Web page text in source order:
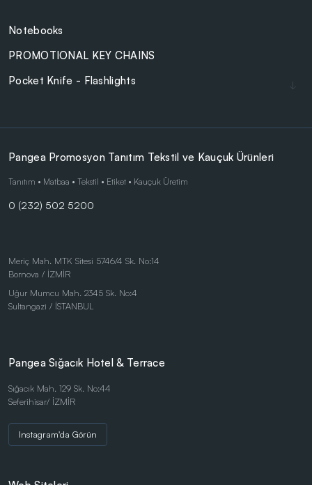
Notebooks
PROMOTIONAL KEY CHAINS
Pocket Knife - Flashlights
Cam Ürünler
BAG - WALLET
Çocuk Ürünleri
Eco-Friendly Pens
Kalem Setleri
Gift Set - Personal Products
Kırtasiye Ürünleri
Kristal ve Ödül Ürünleri
Table Sets
Masaüstü Ürünler
Metal Tükenmez - Roller Kalemler
Pangea Promosyon Tanıtım Tekstil ve Kauçuk Ürünleri
Tanıtım • Matbaa • Tekstil • Etiket • Kauçuk Üretim
0 (232) 502 5200
Meriç Mah. MTK Sitesi 5746/4 Sk. No:14
Bornova / İZMİR
Uğur Mumcu Mah. 2345 Sk. No:4
Sultangazi / İSTANBUL
Pangea Sığacık Hotel & Terrace
Sığacık Mah. 129 Sk. No:44
Seferihisar/ İZMİR
Instagram'da Görün